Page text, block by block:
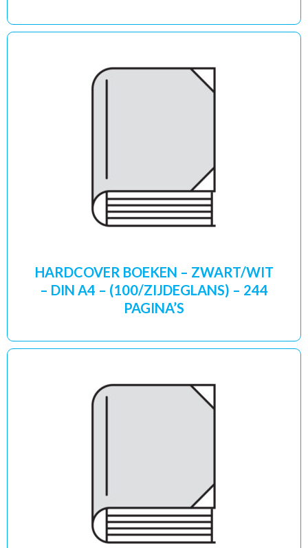
HARDCOVER BOEKEN – ZWART/WIT
– DIN A4 – (100/ZIJDEGLANS) – 244
PAGINA’S